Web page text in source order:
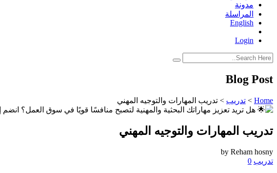
مدونة
المراسلة
English
Login
Blog Post
Home
> تدريب > تدريب المهارات والتوجيه المهني
تدريب المهارات والتوجيه المهني
by Reham hosny
تدريب 0